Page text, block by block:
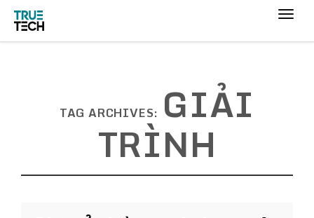
TAG ARCHIVES: GIẢI
TRÌNH